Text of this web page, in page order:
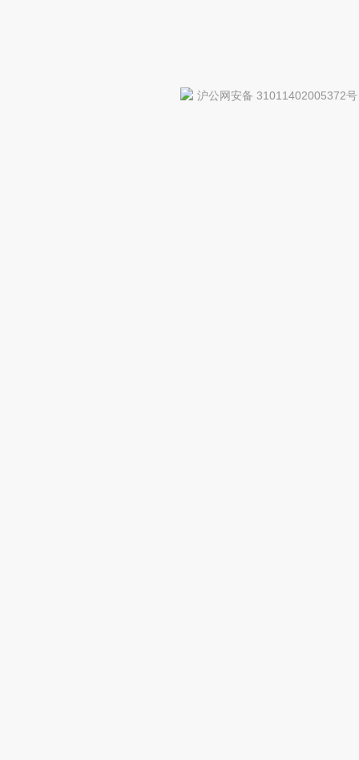
沪公网安备 31011402005372号